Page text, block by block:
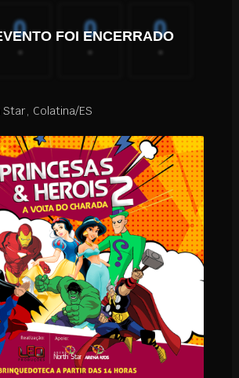
0
-
0
-
0
-
FOI ENCERRADO
Star, Colatina/ES